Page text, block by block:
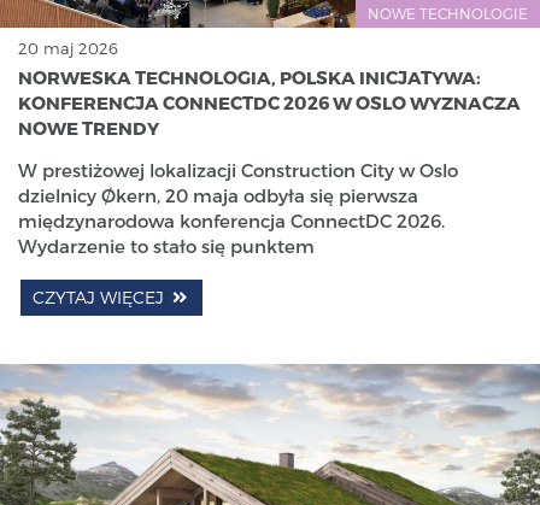
NOWE TECHNOLOGIE
20 maj 2026
NORWESKA TECHNOLOGIA, POLSKA INICJATYWA:
KONFERENCJA CONNECTDC 2026 W OSLO WYZNACZA
NOWE TRENDY
W prestiżowej lokalizacji Construction City w Oslo
dzielnicy Økern, 20 maja odbyła się pierwsza
międzynarodowa konferencja ConnectDC 2026.
Wydarzenie to stało się punktem
CZYTAJ WIĘCEJ